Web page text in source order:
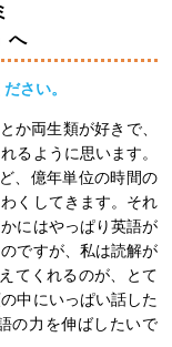
へ
さい。
か両生類が好きで、
るように思います。
、億年単位の時間の
くしてきます。それ
にはやっぱり英語が
ですが、私は読解が
てくれるのが、とて
中にいっぱい話した
の力を伸ばしたいで